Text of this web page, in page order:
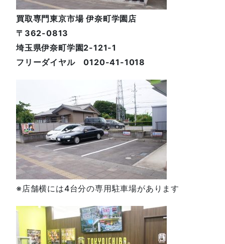
買取専門東京市場 伊奈町学園店
〒362-0813
埼玉県伊奈町学園2-121-1
フリーダイヤル 0120-41-1018
※店舗横には4台分の専用駐車場があります